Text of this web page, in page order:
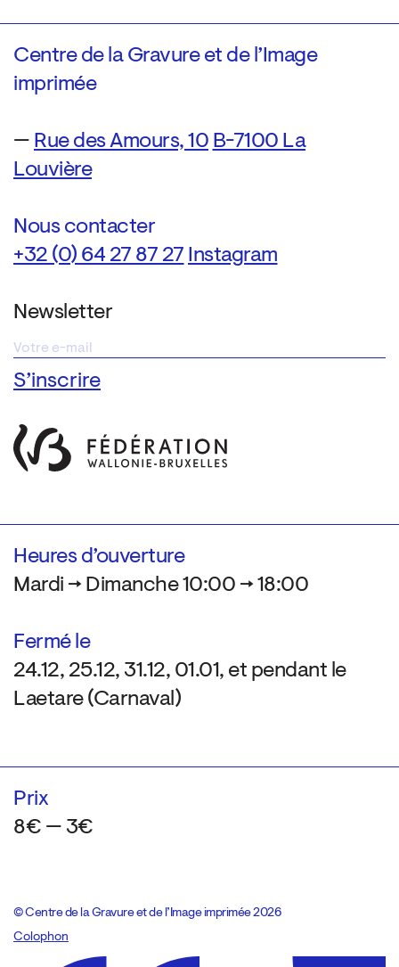
Centre de la Gravure et de l’Image
imprimée
— Rue des Amours, 10 B-7100 La
Louvière
Nous contacter
+32 (0) 64 27 87 27 Instagram
Newsletter
Heures d’ouverture
Mardi → Dimanche 10:00 → 18:00
Fermé le
24.12, 25.12, 31.12, 01.01, et pendant le
Laetare (Carnaval)
Prix
8€ — 3€
© Centre de la Gravure et de l’Image imprimée 2026
Colophon
Design:Marcel Kaczmarek